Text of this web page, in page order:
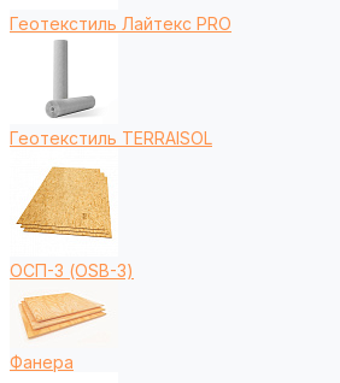
Геотекстиль Лайтекс PRO
Геотекстиль TERRAISOL
ОСП-3 (OSB-3)
Фанера